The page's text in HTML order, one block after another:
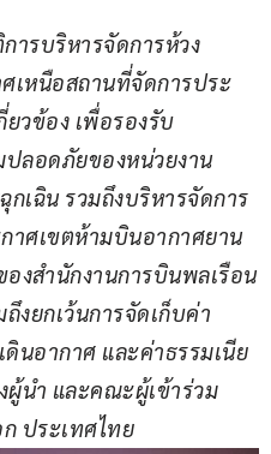
ารบริหารจัดการห้วง
เหนือสถานที่จัดการประ
วข้อง เพื่อรองรับ
ปลอดภัยของหน่วยงาน
เฉิน รวมถึงบริหารจัดการ
าศเขตห้ามบินอากาศยาน
องสำนักงานการบินพลเรือน
งยกเว้นการจัดเก็บค่า
ดินอากาศ และค่าธรรมเนีย
นำ และคณะผู้เข้าร่วม
ประเทศไทย